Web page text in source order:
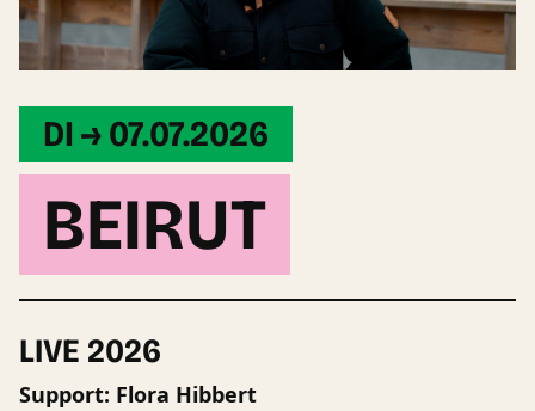
DI → 07.07.2026
BEIRUT
LIVE 2026
Support: Flora Hibbert